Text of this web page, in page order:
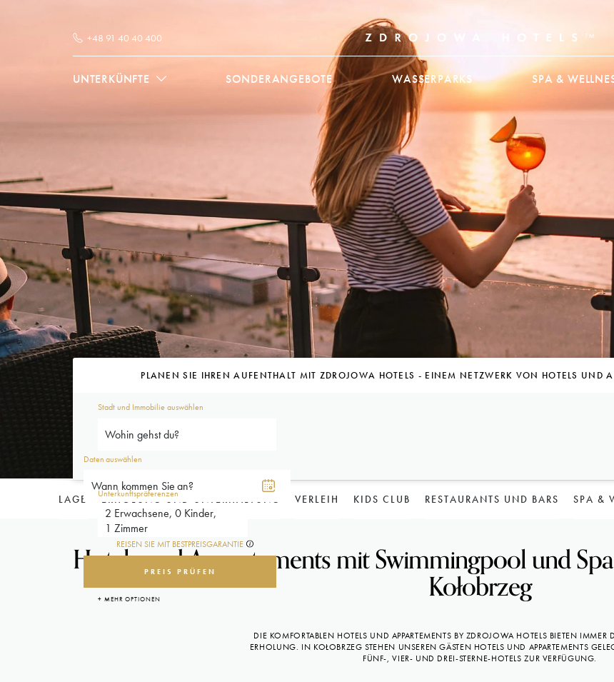
+48 91 40 40 400
UNTERKÜNFTE SONDERANGEBOTE WASSERPARKS SPA &
PLANEN SIE IHREN AUFENTHALT MIT ZDROJOWA HOTELS - EINEM NETZWERK VON HOTELS UND
Stadt und Immobilie auswählen
Wohin gehst du?
Daten auswählen
Unterkunftspräferenzen
2 Erwachsene, 0 Kinder,
1 Zimmer
REISEN SIE MIT BESTPREISGARANTIE
PREIS PRÜFEN
+ MEHR OPTIONEN
LAGE ERHOLUNG UND UNTERHALTUNG VERLEIH KIDS CLUB RESTAURANTS UND BARS SPA &
Hotels und Appartements mit Swimmingpool und
Kołobrzeg
DIE KOMFORTABLEN HOTELS UND APPARTEMENTS BY ZDROJOWA HOTELS BIETEN IMMER
ERHOLUNG. IN KOŁOBRZEG STEHEN UNSEREN GÄSTEN HOTELS UND APPARTEMENTS
FÜNF-, VIER- UND DREI-STERNE-HOTELS ZUR VERFÜGUNG.